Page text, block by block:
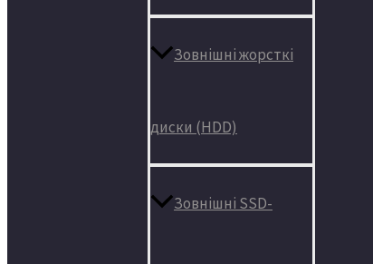
Зовнішні жорсткі
диски (HDD)
Зовнішні SSD-